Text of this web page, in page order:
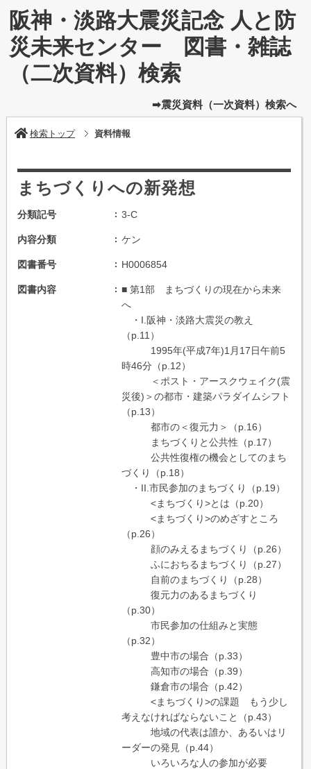
阪神・淡路大震災記念 人と防
災未来センター 図書・雑誌
（二次資料）検索
➡震災資料（一次資料）検索へ
検索トップ 資料情報
まちづくりへの新発想
分類記号 3-C
内容分類 ケン
図書番号 H0006854
図書内容
■ 第1部 まちづくりの現在から未来
へ
・I.阪神・淡路大震災の教え
（p.11）
1995年(平成7年)1月17日午前5
時46分（p.12）
＜ポスト・アースクウェイク(震
災後)＞の都市・建築パラダイムシフト
（p.13）
都市の＜復元力＞（p.16）
まちづくりと公共性（p.17）
公共性復権の機会としてのまち
づくり（p.18）
・II.市民参加のまちづくり（p.19）
<まちづくり>とは（p.20）
<まちづくり>のめざすところ
（p.26）
顔のみえるまちづくり（p.26）
ふにおちるまちづくり（p.27）
自前のまちづくり（p.28）
復元力のあるまちづくり
（p.30）
市民参加の仕組みと実態
（p.32）
豊中市の場合（p.33）
高知市の場合（p.39）
鎌倉市の場合（p.42）
<まちづくり>の課題 もう少し
考えなければならないこと（p.43）
地域の代表は誰か、あるいはリ
ーダーの発見（p.44）
いろいろな人の参加が必要